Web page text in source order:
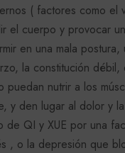
( factores como el
el cuerpo y provocar
en una mala postura,
la constitución
puedan nutrir a los
y den lugar al dolor y
de QI y XUE por una
, o la depresión que